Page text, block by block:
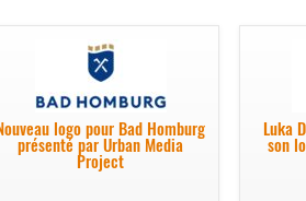
logo pour Bad Homburg
présenté par Urban Media
Project
Luka
son